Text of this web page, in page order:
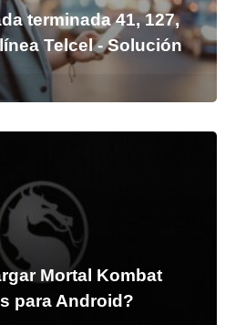
terminada 41, 127,
Telcel - Solución
Mortal Kombat
para Android?